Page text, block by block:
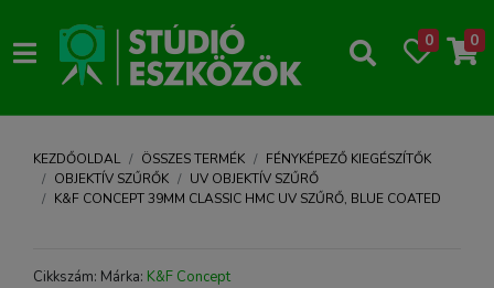
0 0
KEZDŐOLDAL ÖSSZES TERMÉK
FÉNYKÉPEZŐ KIEGÉSZÍTŐK
OBJEKTÍV SZŰRŐK
UV OBJEKTÍV SZŰRŐ
K&F CONCEPT 39MM CLASSIC HMC UV SZŰRŐ, BLUE COATED
Cikkszám: Márka: K&F Concept